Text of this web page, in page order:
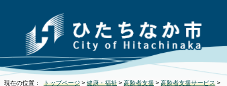
現在の位置： トップページ > 健康・福祉 > 高齢者支援 > 高齢者支援サービス >